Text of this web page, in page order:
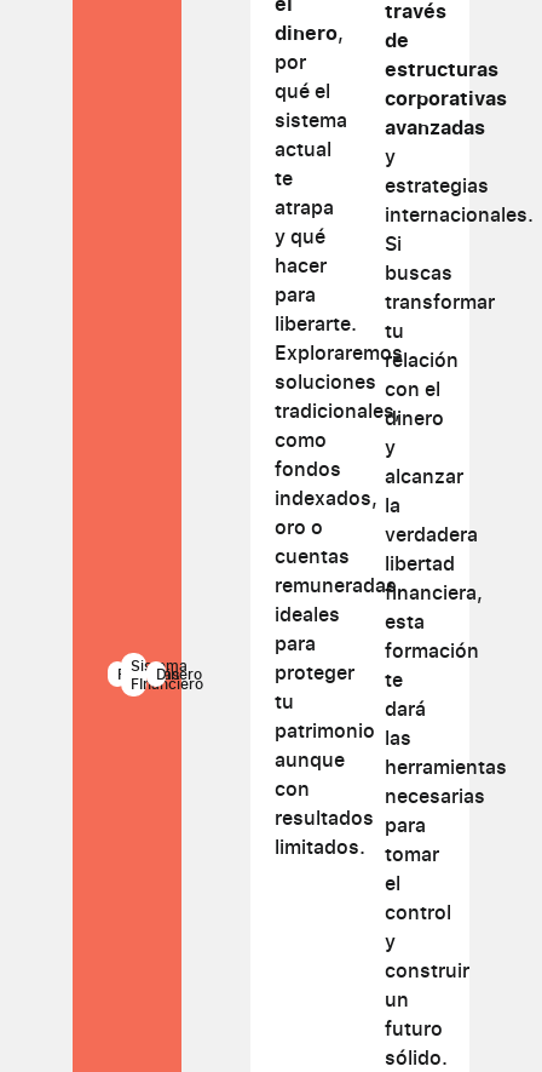
Finanzas
Sistema
FInanciero
Dinero
dinero,
por
qué el
sistema
actual
te
atrapa
y qué
hacer
para
liberarte.
Exploraremos
soluciones
tradicionales,
como
fondos
indexados,
oro o
cuentas
remuneradas,
ideales
para
proteger
tu
patrimonio
aunque
con
resultados
limitados.
través
de
estructuras
corporativas
avanzadas
y
estrategias
internacionales.
Si
buscas
transformar
tu
relación
con el
dinero
y
alcanzar
la
verdadera
libertad
financiera,
esta
formación
te
dará
las
herramientas
necesarias
para
tomar
el
control
y
construir
un
futuro
sólido.